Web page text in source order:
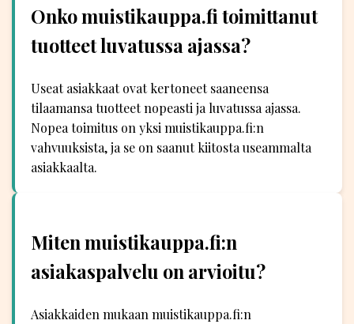
Onko muistikauppa.fi toimittanut
tuotteet luvatussa ajassa?
Useat asiakkaat ovat kertoneet saaneensa
tilaamansa tuotteet nopeasti ja luvatussa ajassa.
Nopea toimitus on yksi muistikauppa.fi:n
vahvuuksista, ja se on saanut kiitosta useammalta
asiakkaalta.
Miten muistikauppa.fi:n
asiakaspalvelu on arvioitu?
Asiakkaiden mukaan muistikauppa.fi:n